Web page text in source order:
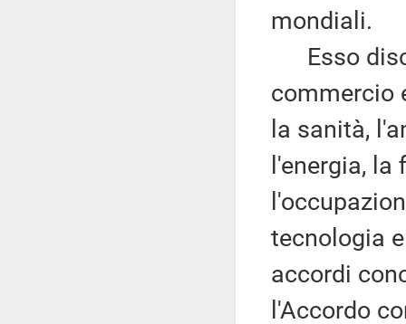
mondiali.
Esso
commercio
la sanità,
l'energia,
tecnologia
accordi
l'Accordo